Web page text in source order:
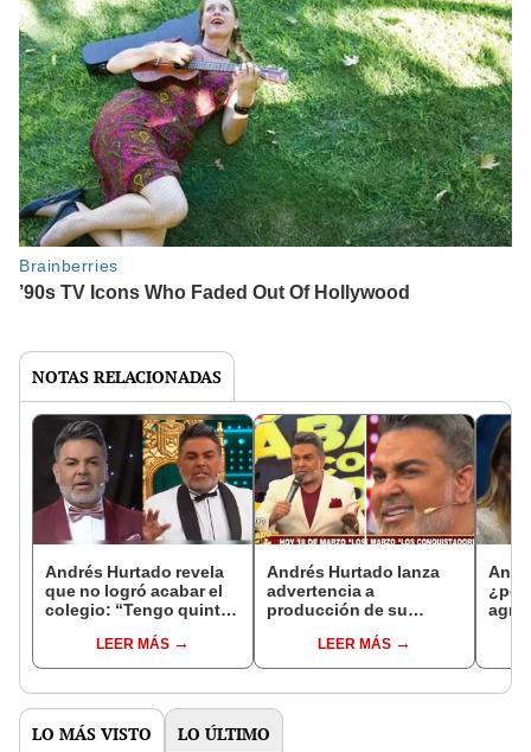
NOTAS RELACIONADAS
Andrés Hurtado revela
que no logró acabar el
colegio: “Tengo quinto
LEER MÁS
Andrés Hurtado lanza
advertencia a
producción de su
el corte les voy a sacar
la…”
LEER MÁS
¿por
LO MÁS VISTO LO ÚLTIMO